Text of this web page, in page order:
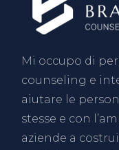
Mi occupo di
counseling e
aiutare le
stesse e con
aziende a